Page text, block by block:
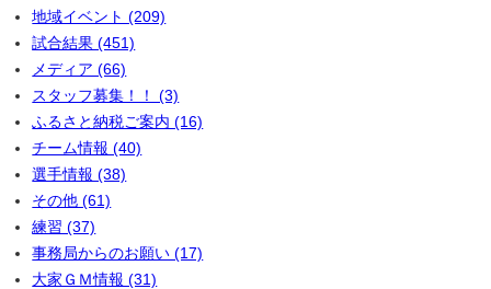
地域イベント (209)
試合結果 (451)
メディア (66)
スタッフ募集！！ (3)
ふるさと納税ご案内 (16)
チーム情報 (40)
選手情報 (38)
その他 (61)
練習 (37)
事務局からのお願い (17)
大家ＧＭ情報 (31)